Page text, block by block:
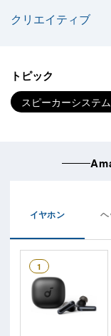
クリエイティブ
トピック
スピーカーシステム